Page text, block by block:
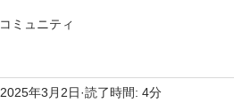
コミュニティ
2025年3月2日 読了時間: 4分